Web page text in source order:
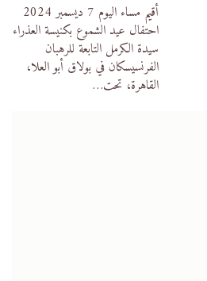
أقيم مساء اليوم 7 ديسمبر 2024
احتفال عيد الشموع بكنيسة العذراء
سيدة الكرمل التابعة للرهبان
الفرنسيسكان في بولاق أبو العلا،
القاهرة، تحت…